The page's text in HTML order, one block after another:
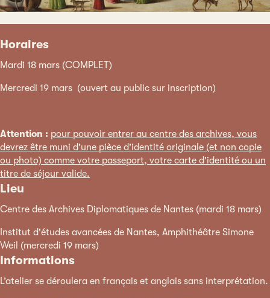
Horaires
Mardi 18 mars (COMPLET)
Mercredi 19 mars (ouvert au public sur inscription)
Attention : pour pouvoir entrer au centre des archives, vous
devrez être muni d'une pièce d'identité originale (et non copie
ou photo) comme votre passeport, votre carte d'identité ou un
titre de séjour valide.
Lieu
Centre des Archives Diplomatiques de Nantes (mardi 18 mars)
Institut d'études avancées de Nantes, Amphithéâtre Simone
Weil (mercredi 19 mars)
Informations
L’atelier se déroulera en français et anglais sans interprétation.